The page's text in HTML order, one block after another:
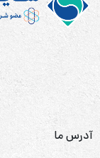
آدرس ما